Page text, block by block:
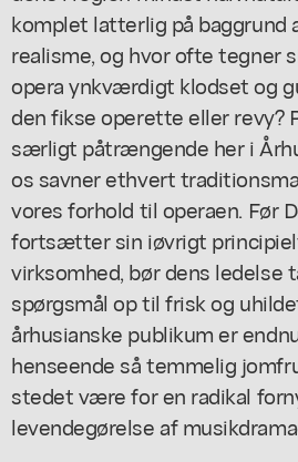
komplet latterlig på baggrund
realisme, og hvor ofte tegner
opera ynkværdigt klodset og
den fikse operette eller revy?
særligt påtrængende her i
os savner ethvert
vores forhold til operaen. Før
fortsætter sin iøvrigt
virksomhed, bør dens ledelse
spørgsmål op til frisk og
århusianske publikum er
henseende så temmelig
stedet være for en radikal
levendegørelse af